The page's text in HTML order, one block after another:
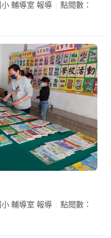
輔導室 報導
點閱數：
輔導室 報導
點閱數：